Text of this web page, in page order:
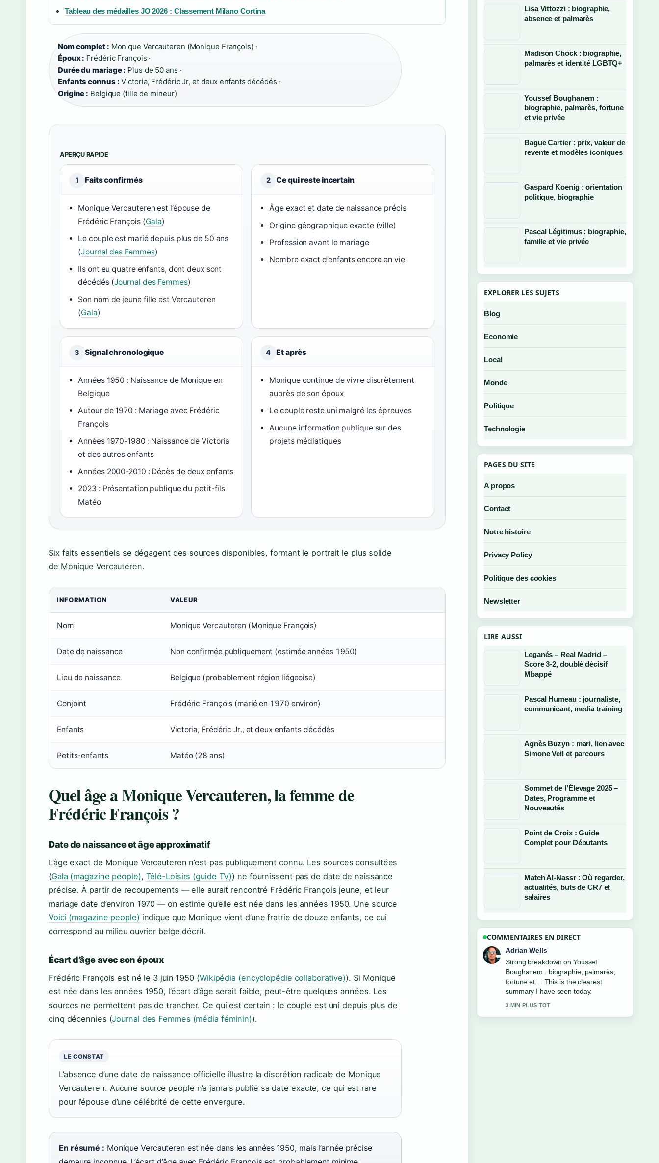
Tableau des médailles JO 2026 : Classement Milano Cortina
Nom complet : Monique Vercauteren (Monique François) ·
Époux : Frédéric François ·
Durée du mariage : Plus de 50 ans ·
Enfants connus : Victoria, Frédéric Jr, et deux enfants décédés ·
Origine : Belgique (fille de mineur)
APERÇU RAPIDE
1 Faits confirmés
Monique Vercauteren est l’épouse de
Frédéric François (Gala)
Le couple est marié depuis plus de 50 ans
(Journal des Femmes)
Ils ont eu quatre enfants, dont deux sont
décédés (Journal des Femmes)
Son nom de jeune fille est Vercauteren
(Gala)
2 Ce qui reste incertain
Âge exact et date de naissance précis
Origine géographique exacte (ville)
Profession avant le mariage
Nombre exact d’enfants encore en vie
3 Signal chronologique
Années 1950 : Naissance de Monique en
Belgique
Autour de 1970 : Mariage avec Frédéric
François
Années 1970-1980 : Naissance de Victoria
et des autres enfants
Années 2000-2010 : Décès de deux enfants
2023 : Présentation publique du petit-fils
Matéo
4 Et après
Monique continue de vivre discrètement
auprès de son époux
Le couple reste uni malgré les épreuves
Aucune information publique sur des
projets médiatiques
Six faits essentiels se dégagent des sources disponibles, formant le portrait le plus solide
de Monique Vercauteren.
INFORMATION VALEUR
Nom Monique Vercauteren (Monique François)
Date de naissance Non confirmée publiquement (estimée années 1950)
Lieu de naissance Belgique (probablement région liégeoise)
Conjoint Frédéric François (marié en 1970 environ)
Enfants Victoria, Frédéric Jr., et deux enfants décédés
Petits-enfants Matéo (28 ans)
Quel âge a Monique Vercauteren, la femme de
Frédéric François ?
Date de naissance et âge approximatif
L’âge exact de Monique Vercauteren n’est pas publiquement connu. Les sources consultées
(Gala (magazine people), Télé-Loisirs (guide TV)) ne fournissent pas de date de naissance
précise. À partir de recoupements — elle aurait rencontré Frédéric François jeune, et leur
mariage date d’environ 1970 — on estime qu’elle est née dans les années 1950. Une source
Voici (magazine people) indique que Monique vient d’une fratrie de douze enfants, ce qui
correspond au milieu ouvrier belge décrit.
Écart d’âge avec son époux
Frédéric François est né le 3 juin 1950 (Wikipédia (encyclopédie collaborative)). Si Monique
est née dans les années 1950, l’écart d’âge serait faible, peut-être quelques années. Les
sources ne permettent pas de trancher. Ce qui est certain : le couple est uni depuis plus de
cinq décennies (Journal des Femmes (média féminin)).
LE CONSTAT
L’absence d’une date de naissance officielle illustre la discrétion radicale de Monique
Vercauteren. Aucune source people n’a jamais publié sa date exacte, ce qui est rare
pour l’épouse d’une célébrité de cette envergure.
En résumé : Monique Vercauteren est née dans les années 1950, mais l’année précise
Lisa Vittozzi : biographie,
absence et palmarès
Madison Chock : biographie,
palmarès et identité LGBTQ+
Youssef Boughanem :
biographie, palmarès, fortune
et vie privée
Bague Cartier : prix, valeur de
revente et modèles iconiques
Gaspard Koenig : orientation
politique, biographie
Pascal Légitimus : biographie,
famille et vie privée
EXPLORER LES SUJETS
Blog
Economie
Local
Monde
Politique
Technologie
PAGES DU SITE
A propos
Contact
Notre histoire
Privacy Policy
Politique des cookies
Newsletter
LIRE AUSSI
Leganés – Real Madrid –
Score 3-2, doublé décisif
Mbappé
Pascal Humeau : journaliste,
communicant, media training
Agnès Buzyn : mari, lien avec
Simone Veil et parcours
Sommet de l’Élevage 2025 –
Dates, Programme et
Nouveautés
Point de Croix : Guide
Complet pour Débutants
Match Al-Nassr : Où regarder,
actualités, buts de CR7 et
salaires
COMMENTAIRES EN DIRECT
Sara Lind
Following Lisa Vittozzi : biographie,
absence et palmarès closely -
appreciate the balanced tone here.
5 MIN PLUS TOT